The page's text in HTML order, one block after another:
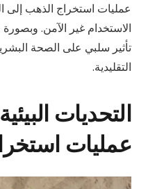
عمليات استخراج الذهب إلى
الاستخدام غير الآمن.
تأثير سلبي على الصحة
التقليدية.
التحديات
عمليات